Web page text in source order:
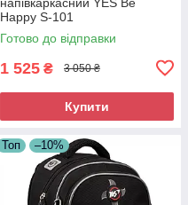
Happy S-101
Готово до відправки
1 525 ₴ 3 050 ₴
Купити
Топ –10%